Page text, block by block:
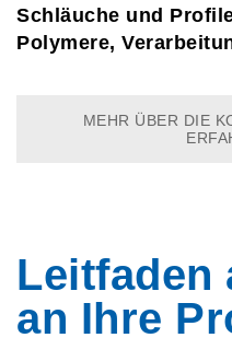
Schläuche und
Polymere,
MEHR ÜBER DIE
Leitfaden
an Ihre